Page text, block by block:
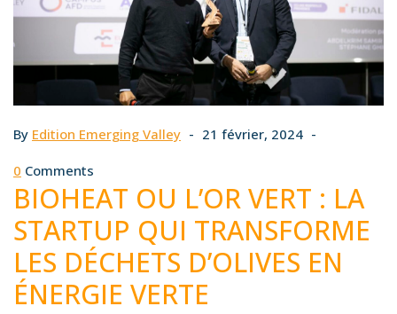
By Edition Emerging Valley 21 février, 2024
0 Comments
BIOHEAT OU L’OR VERT : LA
STARTUP QUI TRANSFORME
LES DÉCHETS D’OLIVES EN
ÉNERGIE VERTE